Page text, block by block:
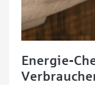
Energie-